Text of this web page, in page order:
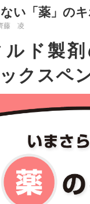
い「薬」の
藤 凌
ルド製
クスペ